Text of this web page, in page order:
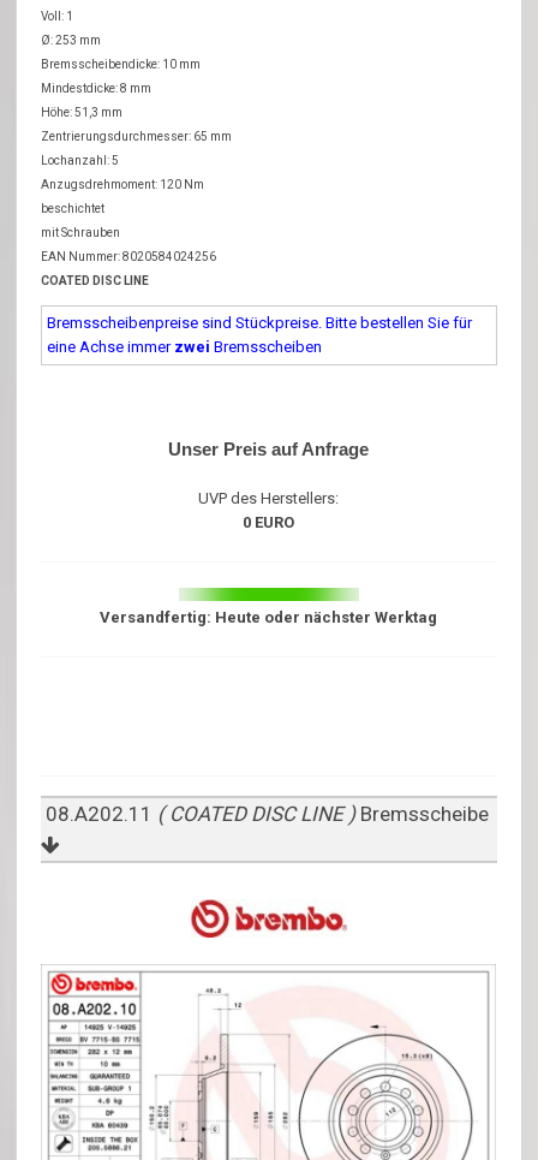
Voll: 1
Ø: 253 mm
Bremsscheibendicke: 10 mm
Mindestdicke: 8 mm
Höhe: 51,3 mm
Zentrierungsdurchmesser: 65 mm
Lochanzahl: 5
Anzugsdrehmoment: 120 Nm
beschichtet
mit Schrauben
EAN Nummer: 8020584024256
COATED DISC LINE
Bremsscheibenpreise sind Stückpreise. Bitte bestellen Sie für
eine Achse immer zwei Bremsscheiben
Unser Preis auf Anfrage
UVP des Herstellers:
0 EURO
Versandfertig: Heute oder nächster Werktag
08.A202.11 ( COATED DISC LINE ) Bremsscheibe